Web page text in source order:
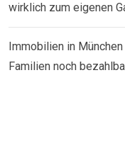
wirklich zum eigenen
Immobilien in
Familien noch